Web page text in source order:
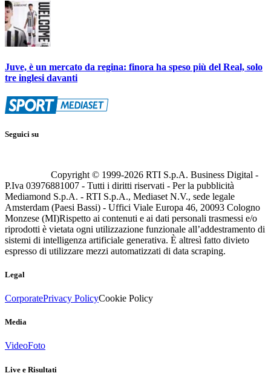
Juve, è un mercato da regina: finora ha speso più del Real, solo
tre inglesi davanti
Seguici su
Copyright © 1999-2026 RTI S.p.A. Business Digital -
P.Iva 03976881007 - Tutti i diritti riservati - Per la pubblicità
Mediamond S.p.A. - RTI S.p.A., Mediaset N.V., sede legale
Amsterdam (Paesi Bassi) - Uffici Viale Europa 46, 20093 Cologno
Monzese (MI)Rispetto ai contenuti e ai dati personali trasmessi e/o
riprodotti è vietata ogni utilizzazione funzionale all’addestramento di
sistemi di intelligenza artificiale generativa. È altresì fatto divieto
espresso di utilizzare mezzi automatizzati di data scraping.
Legal
CorporatePrivacy PolicyCookie Policy
Media
VideoFoto
Live e Risultati